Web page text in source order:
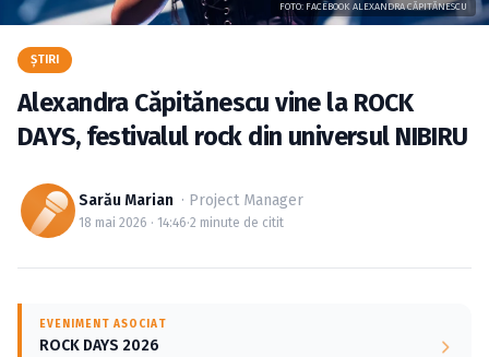
GALERII FOTO
BILETE
Autentificare
FOTO: FACEBOOK ALEXANDRA CĂPITĂNESCU
ŞTIRI
Alexandra Căpitănescu vine la ROCK
DAYS, festivalul rock din universul NIBIRU
Sarău Marian · Project Manager
18 mai 2026 · 14:46·2 minute de citit
EVENIMENT ASOCIAT
ROCK DAYS 2026